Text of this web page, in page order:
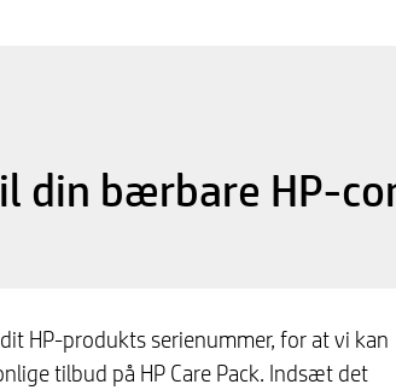
din bærbare HP-
HP-produkts serienummer, for at vi kan
tilbud på HP Care Pack. Indsæt det